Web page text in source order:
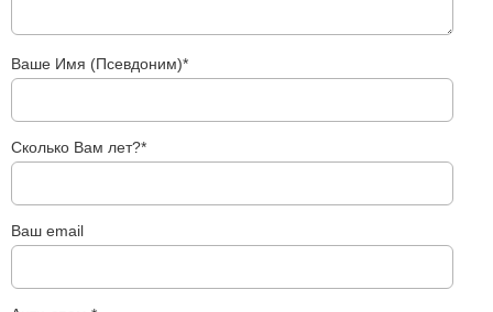
Ваше Имя (Псевдоним)*
Сколько Вам лет?*
Ваш email